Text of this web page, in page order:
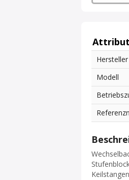
Hersteller
Modell